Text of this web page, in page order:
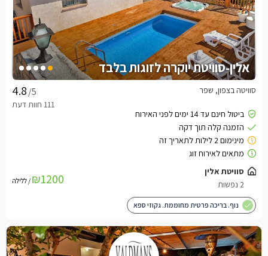
אלין-סוויטת יוקרה לזוגות בלבד
/5 סוויטה בצפון, שפר
₪1200 / ללילה
נוף. בריכה פרטית מחוממת. גקוזי ספא